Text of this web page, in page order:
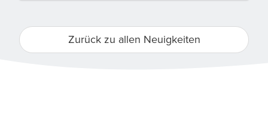
Zurück zu allen Neuigkeiten